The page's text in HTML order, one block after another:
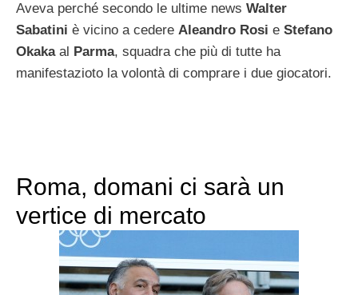
Aveva perché secondo le ultime news Walter
Sabatini è vicino a cedere Aleandro Rosi e Stefano
Okakaal Parma, squadra che più di tutte ha
manifestazioto la volontà di comprare i due giocatori.
Roma, domani ci sarà un
vertice di mercato